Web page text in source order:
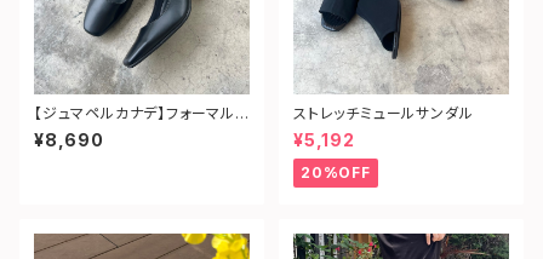
【ジュマペルカナデ】フォーマルス
クエアパンプス
¥8,690
ストレッチミュールサンダル
¥5,192
20%OFF